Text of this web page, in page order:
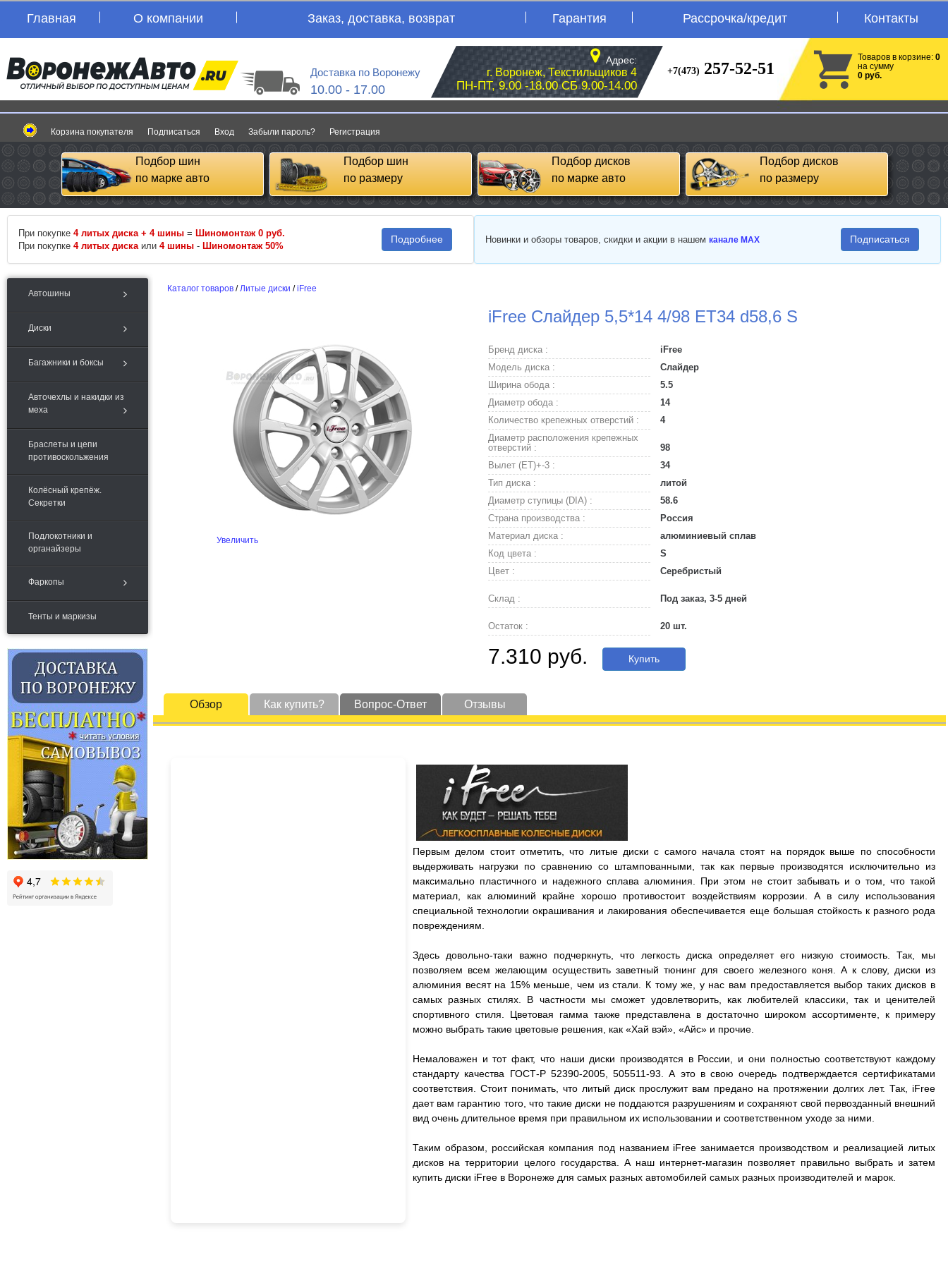
Главная О компании Заказ, доставка, возврат Гарантия Рассрочка/кредит Контакты
Доставка по Воронежу
10.00 - 17.00
Адрес:
г. Воронеж, Текстильщиков 4
ПН-ПТ, 9.00 -18.00 СБ 9.00-14.00
+7(473) 257-52-51
Товаров в корзине: 0
на сумму
0 руб.
Корзина покупателя Подписаться Вход Забыли пароль? Регистрация
Подбор шин
по марке авто
Подбор шин
по размеру
Подбор дисков
по марке авто
Подбор дисков
по размеру
При покупке 4 литых диска + 4 шины = Шиномонтаж 0 руб.
При покупке 4 литых диска или 4 шины - Шиномонтаж 50%
Подробнее Новинки и обзоры товаров, скидки и акции в нашем канале MAX Подписаться
Автошины
Диски
Багажники и боксы
Авточехлы и накидки из
меха
Браслеты и цепи
противоскольжения
Колёсный крепёж.
Секретки
Подлокотники и
органайзеры
Фаркопы
Тенты и маркизы
Каталог товаров /Литые диски /iFree
iFree Слайдер 5,5*14 4/98 ET34 d58,6 S
Увеличить
Бренд диска :
iFree
Модель диска :
Слайдер
Ширина обода :
5.5
Диаметр обода :
14
Количество крепежных отверстий :
4
Диаметр расположения крепежных
отверстий :
98
Вылет (ET)+-3 :
34
Тип диска :
литой
Диаметр ступицы (DIA) :
58.6
Страна производства :
Россия
Материал диска :
алюминиевый сплав
Код цвета :
S
Цвет :
Серебристый
Склад : Под заказ, 3-5 дней
Остаток : 20 шт.
7.310 руб. Купить
Обзор Как купить? Вопрос-Ответ Отзывы
Первым делом стоит отметить, что литые диски с самого начала стоят на порядок выше по способности
выдерживать нагрузки по сравнению со штампованными, так как первые производятся исключительно из
максимально пластичного и надежного сплава алюминия. При этом не стоит забывать и о том, что такой
материал, как алюминий крайне хорошо противостоит воздействиям коррозии. А в силу использования
специальной технологии окрашивания и лакирования обеспечивается еще большая стойкость к разного рода
повреждениям.
Здесь довольно-таки важно подчеркнуть, что легкость диска определяет его низкую стоимость. Так, мы
позволяем всем желающим осуществить заветный тюнинг для своего железного коня. А к слову, диски из
алюминия весят на 15% меньше, чем из стали. К тому же, у нас вам предоставляется выбор таких дисков в
самых разных стилях. В частности мы сможет удовлетворить, как любителей классики, так и ценителей
спортивного стиля. Цветовая гамма также представлена в достаточно широком ассортименте, к примеру
можно выбрать такие цветовые решения, как «Хай вэй», «Айс» и прочие.
Немаловажен и тот факт, что наши диски производятся в России, и они полностью соответствуют каждому
стандарту качества ГОСТ-Р 52390-2005, 505511-93. А это в свою очередь подтверждается сертификатами
соответствия. Стоит понимать, что литый диск прослужит вам предано на протяжении долгих лет. Так, iFree
дает вам гарантию того, что такие диски не поддаются разрушениям и сохраняют свой первозданный внешний
вид очень длительное время при правильном их использовании и соответственном уходе за ними.
Таким образом, российская компания под названием iFree занимается производством и реализацией литых
дисков на территории целого государства. А наш интернет-магазин позволяет правильно выбрать и затем
купить диски iFree в Воронеже для самых разных автомобилей самых разных производителей и марок.